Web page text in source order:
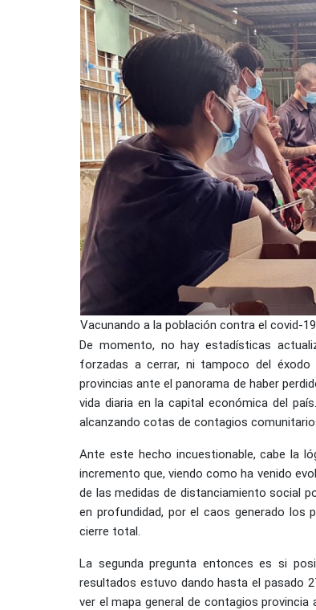
Vacunando a la población contra el covid-
De momento, no hay estadísticas
forzadas a cerrar, ni tampoco del
provincias ante el panorama de haber
vida diaria en la capital económica del
alcanzando cotas de contagios
Ante este hecho incuestionable, cabe la
incremento que, viendo como ha venido
de las medidas de distanciamiento social
en profundidad, por el caos generado los
cierre total.
La segunda pregunta entonces es si
resultados estuvo dando hasta el pasado
ver el mapa general de contagios